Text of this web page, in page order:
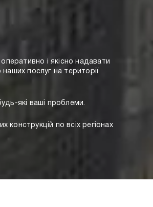
і якісно надавати
наших послуг на території
які ваші проблеми.
конструкцій по всіх регіонах